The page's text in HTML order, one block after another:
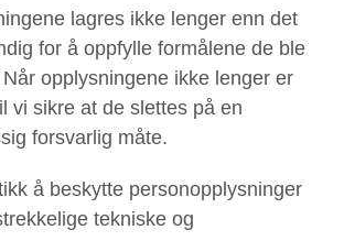
lagres ikke lenger enn det
for å oppfylle formålene de ble
opplysningene ikke lenger er
vi sikre at de slettes på en
forsvarlig måte.
å beskytte personopplysninger
tekniske og